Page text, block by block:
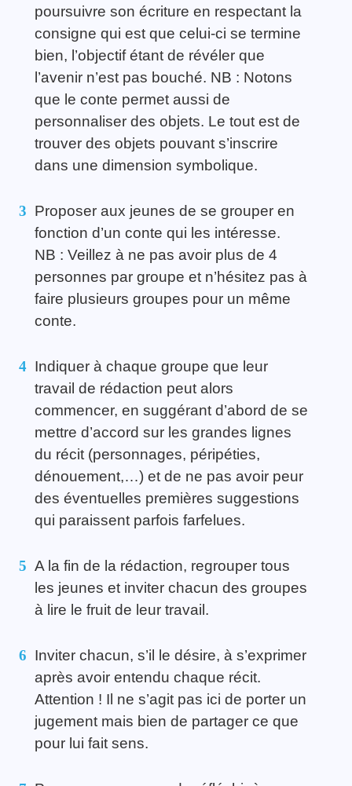
poursuivre son écriture en respectant la
consigne qui est que celui-ci se termine
bien, l’objectif étant de révéler que
l’avenir n’est pas bouché. NB : Notons
que le conte permet aussi de
personnaliser des objets. Le tout est de
trouver des objets pouvant s’inscrire
dans une dimension symbolique.
Proposer aux jeunes de se grouper en
fonction d’un conte qui les intéresse.
NB : Veillez à ne pas avoir plus de 4
personnes par groupe et n’hésitez pas à
faire plusieurs groupes pour un même
conte.
Indiquer à chaque groupe que leur
travail de rédaction peut alors
commencer, en suggérant d’abord de se
mettre d’accord sur les grandes lignes
du récit (personnages, péripéties,
dénouement,…) et de ne pas avoir peur
des éventuelles premières suggestions
qui paraissent parfois farfelues.
A la fin de la rédaction, regrouper tous
les jeunes et inviter chacun des groupes
à lire le fruit de leur travail.
Inviter chacun, s’il le désire, à s’exprimer
après avoir entendu chaque récit.
Attention ! Il ne s’agit pas ici de porter un
jugement mais bien de partager ce que
pour lui fait sens.